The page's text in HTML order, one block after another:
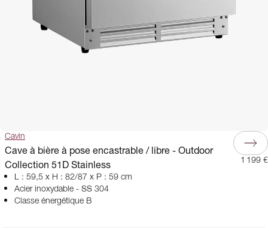
Cavin
Cave à bière à pose encastrable / libre - Outdoor
Collection 51D Stainless
L : 59,5 x H : 82/87 x P : 59 cm
Acier inoxydable - SS 304
Classe énergétique B
1 199 €